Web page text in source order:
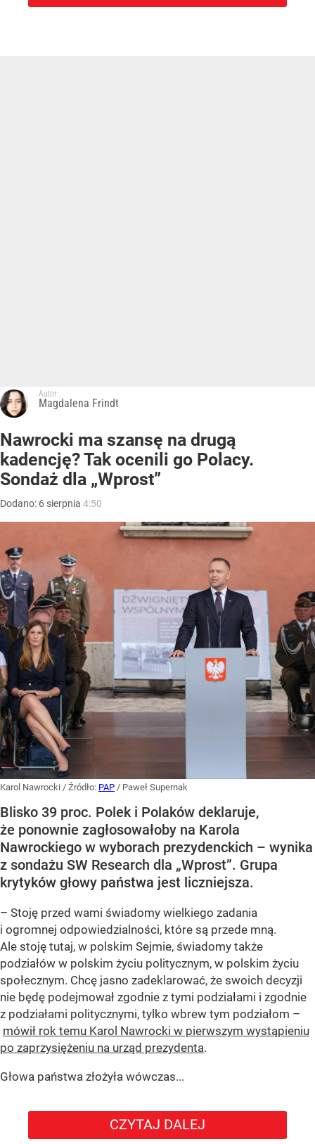
Autor:
Magdalena Frindt
Nawrocki ma szansę na drugą
kadencję? Tak ocenili go Polacy.
Sondaż dla „Wprost”
Dodano: 6 sierpnia 4:50
Karol Nawrocki / Źródło: PAP / Paweł Supernak
Blisko 39 proc. Polek i Polaków deklaruje,
że ponownie zagłosowałoby na Karola
Nawrockiego w wyborach prezydenckich – wynika
z sondażu SW Research dla „Wprost”. Grupa
krytyków głowy państwa jest liczniejsza.
– Stoję przed wami świadomy wielkiego zadania
i ogromnej odpowiedzialności, które są przede mną.
Ale stoję tutaj, w polskim Sejmie, świadomy także
podziałów w polskim życiu politycznym, w polskim życiu
społecznym. Chcę jasno zadeklarować, że swoich decyzji
nie będę podejmował zgodnie z tymi podziałami i zgodnie
z podziałami politycznymi, tylko wbrew tym podziałom –
mówił rok temu Karol Nawrocki w pierwszym wystąpieniu
po zaprzysiężeniu na urząd prezydenta.
Głowa państwa złożyła wówczas...
CZYTAJ DALEJ